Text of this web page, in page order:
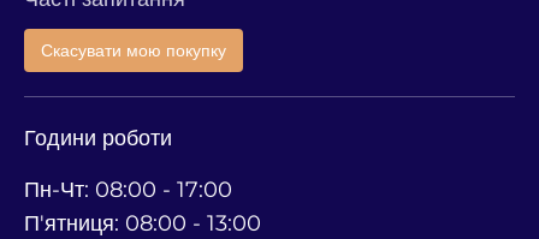
Скасувати мою покупку
Години роботи
Пн-Чт: 08:00 - 17:00
П'ятниця: 08:00 - 13:00